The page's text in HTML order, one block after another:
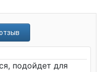
подойдет для